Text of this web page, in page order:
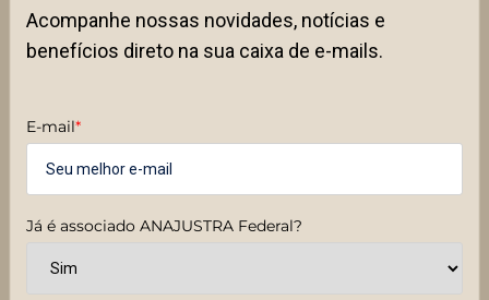
Acompanhe nossas novidades, notícias e
benefícios direto na sua caixa de e-mails.
E-mail*
Já é associado ANAJUSTRA Federal?